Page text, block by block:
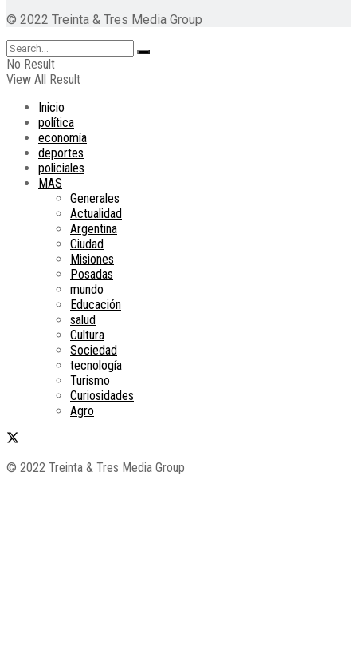
© 2022 Treinta & Tres Media Group
No Result
View All Result
Inicio
política
economía
deportes
policiales
MAS
Generales
Actualidad
Argentina
Ciudad
Misiones
Posadas
mundo
Educación
salud
Cultura
Sociedad
tecnología
Turismo
Curiosidades
Agro
© 2022 Treinta & Tres Media Group